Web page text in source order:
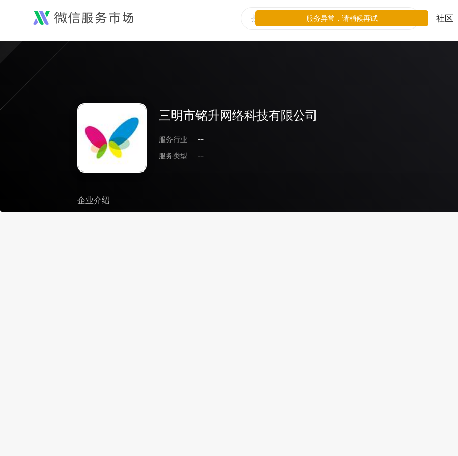
社区
三明市铭升网络科技有限公司
服务行业
--
服务类型
--
企业介绍
服务异常，请稍候再试